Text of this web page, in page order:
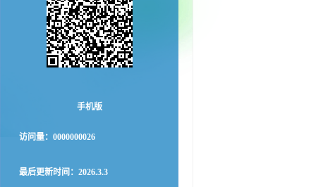
手机版
访问量： 0000000026
最后更新时间： 2026.3.3